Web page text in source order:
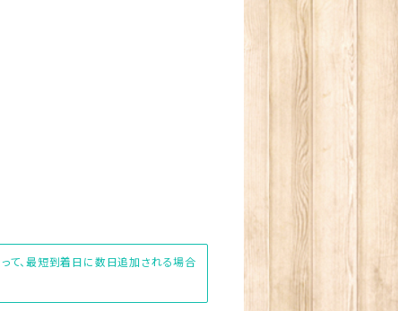
て、最短到着日に数日追加される場合